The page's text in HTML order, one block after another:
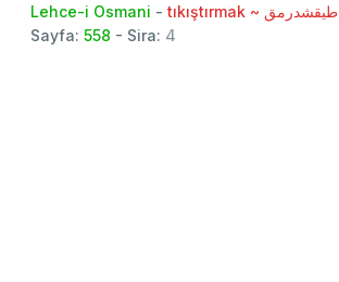
Lehce-i Osmani - tıkıştırmak ~ طيقشدرمق
Sayfa: 558 - Sira: 4